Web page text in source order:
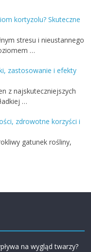
kortyzolu? Skuteczne
stresu i nieustannego
…
zastosowanie i efekty
z najskuteczniejszych
…
zdrowotne korzyści i
gatunek rośliny,
na wygląd twarzy?